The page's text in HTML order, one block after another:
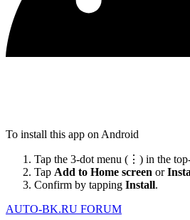
To install this app on Android
Tap the 3-dot menu (⋮) in the
Tap Add to Home screen or
Confirm by tapping Install.
AUTO-BK.RU FORUM